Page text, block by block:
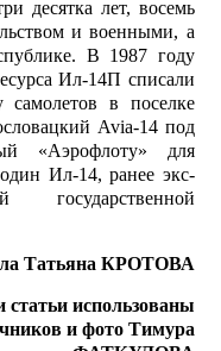
десятка лет, восемь
и военными, а
В 1987 году
Ил-14П списали
в поселке
Avia-14 под
«Аэрофлоту» для
Ил-14, ранее экс­
государственной
Татьяна КРОТОВА
использованы
и фото Тимура